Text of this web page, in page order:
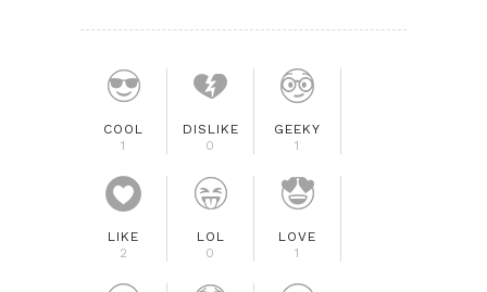
COOL
1
DISLIKE
0
GEEKY
1
LIKE
2
LOL
0
LOVE
1